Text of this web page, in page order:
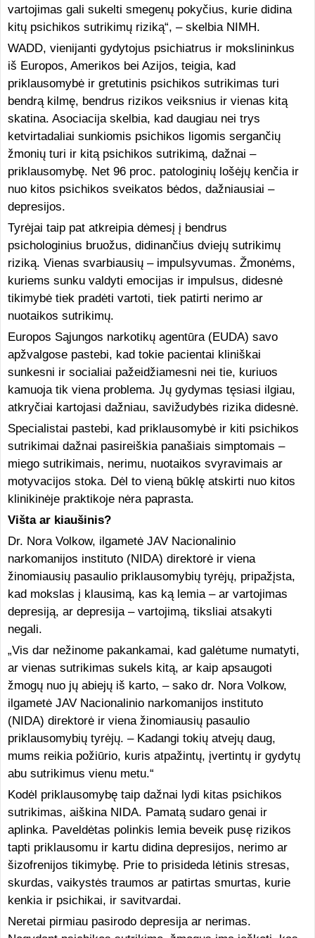
vartojimas gali sukelti smegenų pokyčius, kurie didina
kitų psichikos sutrikimų riziką“, – skelbia NIMH.
WADD, vienijanti gydytojus psichiatrus ir mokslininkus
iš Europos, Amerikos bei Azijos, teigia, kad
priklausomybė ir gretutinis psichikos sutrikimas turi
bendrą kilmę, bendrus rizikos veiksnius ir vienas kitą
skatina. Asociacija skelbia, kad daugiau nei trys
ketvirtadaliai sunkiomis psichikos ligomis sergančių
žmonių turi ir kitą psichikos sutrikimą, dažnai –
priklausomybę. Net 96 proc. patologinių lošėjų kenčia ir
nuo kitos psichikos sveikatos bėdos, dažniausiai –
depresijos.
Tyrėjai taip pat atkreipia dėmesį į bendrus
psichologinius bruožus, didinančius dviejų sutrikimų
riziką. Vienas svarbiausių – impulsyvumas. Žmonėms,
kuriems sunku valdyti emocijas ir impulsus, didesnė
tikimybė tiek pradėti vartoti, tiek patirti nerimo ar
nuotaikos sutrikimų.
Europos Sąjungos narkotikų agentūra (EUDA) savo
apžvalgose pastebi, kad tokie pacientai kliniškai
sunkesni ir socialiai pažeidžiamesni nei tie, kuriuos
kamuoja tik viena problema. Jų gydymas tęsiasi ilgiau,
atkryčiai kartojasi dažniau, savižudybės rizika didesnė.
Specialistai pastebi, kad priklausomybė ir kiti psichikos
sutrikimai dažnai pasireiškia panašiais simptomais –
miego sutrikimais, nerimu, nuotaikos svyravimais ar
motyvacijos stoka. Dėl to vieną būklę atskirti nuo kitos
klinikinėje praktikoje nėra paprasta.
Višta ar kiaušinis?
Dr. Nora Volkow, ilgametė JAV Nacionalinio
narkomanijos instituto (NIDA) direktorė ir viena
žinomiausių pasaulio priklausomybių tyrėjų, pripažįsta,
kad mokslas į klausimą, kas ką lemia – ar vartojimas
depresiją, ar depresija – vartojimą, tiksliai atsakyti
negali.
„Vis dar nežinome pakankamai, kad galėtume numatyti,
ar vienas sutrikimas sukels kitą, ar kaip apsaugoti
žmogų nuo jų abiejų iš karto, – sako dr. Nora Volkow,
ilgametė JAV Nacionalinio narkomanijos instituto
(NIDA) direktorė ir viena žinomiausių pasaulio
priklausomybių tyrėjų. – Kadangi tokių atvejų daug,
mums reikia požiūrio, kuris atpažintų, įvertintų ir gydytų
abu sutrikimus vienu metu.“
Kodėl priklausomybę taip dažnai lydi kitas psichikos
sutrikimas, aiškina NIDA. Pamatą sudaro genai ir
aplinka. Paveldėtas polinkis lemia beveik pusę rizikos
tapti priklausomu ir kartu didina depresijos, nerimo ar
šizofrenijos tikimybę. Prie to prisideda lėtinis stresas,
skurdas, vaikystės traumos ar patirtas smurtas, kurie
kenkia ir psichikai, ir savitvardai.
Neretai pirmiau pasirodo depresija ar nerimas.